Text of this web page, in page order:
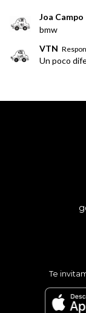
Te
Joa Campo
bmw
VTN
Un poco
©